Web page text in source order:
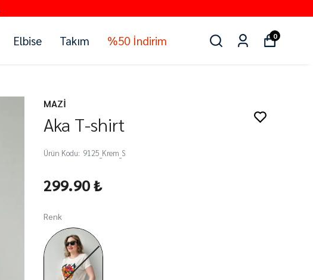
Elbise Takım %50 İndirim 0
MAZİ
Aka T-shirt
Ürün Kodu: 9125_Krem_S
299.90 ₺
Renk